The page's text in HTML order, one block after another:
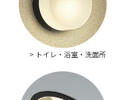
> トイレ・浴室・洗面所